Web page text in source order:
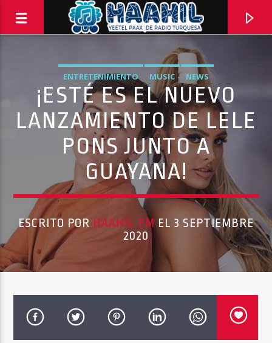
PROGRAMA ACTUAL
BACK TO ROCK
ENTRETENIMIENTO MUSIC NEWS
¡ESTÉ ES EL NUEVO
LANZAMIENTO DE LELE
PONS JUNTO A
GUAYANA!
ESCRITO POR HAAHIL FMEL 3 SEPTIEMBRE
2020